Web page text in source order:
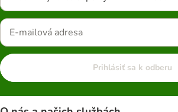
Prihlásiť sa k odberu